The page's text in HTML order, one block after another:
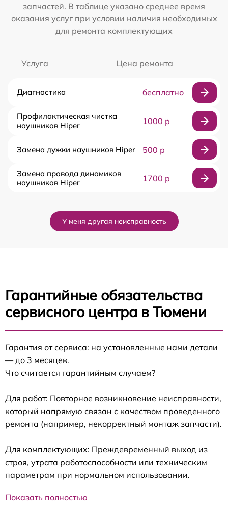
запчастей. В таблице указано среднее время
оказания услуг при условии наличия необходимых
для ремонта комплектующих
Услуга Цена ремонта
Диагностика бесплатно
Профилактическая чистка
наушников Hiper
1000 р
Замена дужки наушников Hiper 500 р
Замена провода динамиков
наушников Hiper
1700 р
У меня другая неисправность
Гарантийные обязательства
сервисного центра в Тюмени
Гарантия от сервиса: на установленные нами детали
— до 3 месяцев.
Что считается гарантийным случаем?
Для работ: Повторное возникновение неисправности,
который напрямую связан с качеством проведенного
ремонта (например, некорректный монтаж запчасти).
Для комплектующих: Преждевременный выход из
строя, утрата работоспособности или техническим
параметрам при нормальном использовании.
Показать полностью